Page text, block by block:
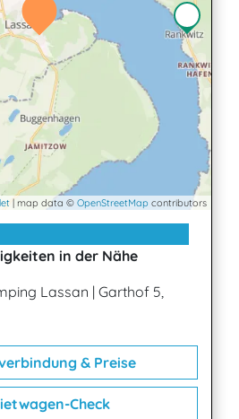
| map data © OpenStreetMap contributors
in der Nähe
Lassan | Garthof 5,
& Preise
Check